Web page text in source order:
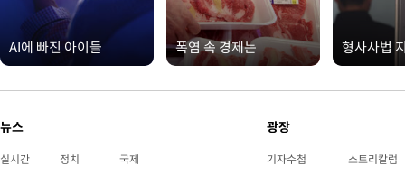
AI에 빠진 아이들 폭염 속 경제는 형사사법
뉴스
실시간 정치 국제
광장
기자수첩 스토리칼럼